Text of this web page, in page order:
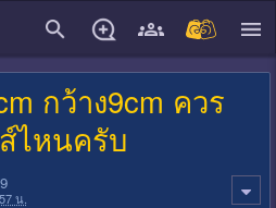
กว้าง9cm ควร
ไหนครับ
น.
close